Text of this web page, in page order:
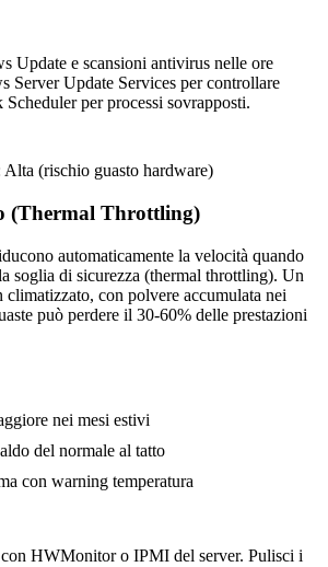
Update e scansioni antivirus nelle ore
Server Update Services per controllare
per processi sovrapposti.
Alta (rischio guasto hardware)
(Thermal Throttling)
automaticamente la velocità quando
soglia di sicurezza (thermal throttling). Un
climatizzato, con polvere accumulata nei
può perdere il 30-60% delle prestazioni
nei mesi estivi
del normale al tatto
con warning temperatura
HWMonitor o IPMI del server. Pulisci i